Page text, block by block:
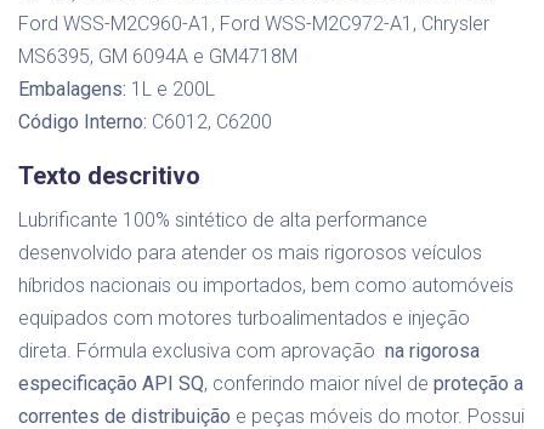
Ford WSS-M2C960-A1, Ford WSS-M2C972-A1, Chrysler
MS6395, GM 6094A e GM4718M
Embalagens: 1L e 200L
Código Interno: C6012, C6200
Texto descritivo
Lubrificante 100% sintético de alta performance
desenvolvido para atender os mais rigorosos veículos
híbridos nacionais ou importados, bem como automóveis
equipados com motores turboalimentados e injeção
direta. Fórmula exclusiva com aprovação na rigorosa
especificação API SQ, conferindo maior nível de proteção a
correntes de distribuição e peças móveis do motor. Possui